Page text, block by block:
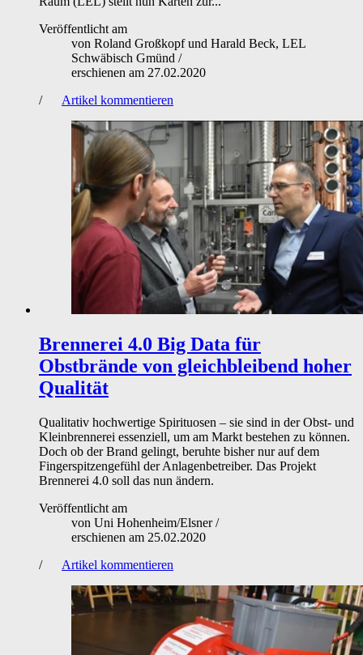
Veröffentlicht am
von Roland Großkopf und Harald Beck, LEL
Schwäbisch Gmünd /
erschienen am 27.02.2020
/
Artikel kommentieren
Brennerei 4.0 Big Data für
Obstbrände von gleichbleibend hoher
Qualität
Qualitativ hochwertige Spirituosen – sie sind in der Obst- und
Kleinbrennerei essenziell, um am Markt bestehen zu können.
Doch ob der Brand gelingt, beruhte bisher nur auf dem
Fingerspitzengefühl der Anlagenbetreiber. Das Projekt
Brennerei 4.0 soll das nun ändern.
Veröffentlicht am
von Uni Hohenheim/Elsner/
erschienen am 25.02.2020
/
Artikel kommentieren